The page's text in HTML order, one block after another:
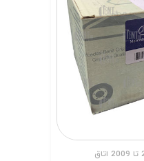
لنت ترمز بنز کلاس E ـ 2003 تا 2009 اتاق